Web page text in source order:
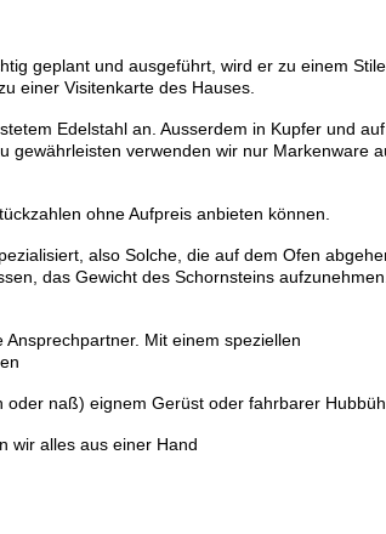
geplant und ausgeführt, wird er zu einem
einer Visitenkarte des Hauses.
Edelstahl an. Ausserdem in Kupfer und
gewährleisten verwenden wir nur Markenware
ohne Aufpreis anbieten können.
also Solche, die auf dem Ofen
das Gewicht des Schornsteins
Mit einem speziellen
naß) eignem Gerüst oder fahrbarer
wir alles aus einer Hand